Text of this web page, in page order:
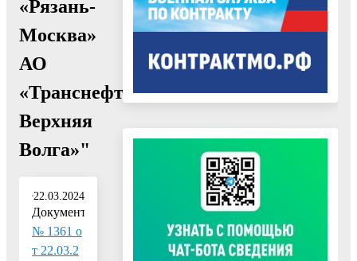
«Рязань-
Москва»
АО
«Транснефть-
Верхняя
Волга»"
22.03.2024
Документ:
№ 1361 о
т 22.03.2